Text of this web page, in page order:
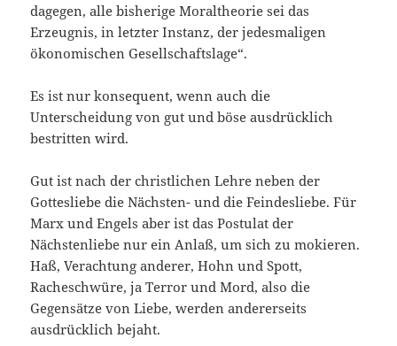
dagegen, alle bisherige Moraltheorie sei das
Erzeugnis, in letzter Instanz, der jedesmaligen
ökonomischen Gesellschaftslage“.
Es ist nur konsequent, wenn auch die
Unterscheidung von gut und böse ausdrücklich
bestritten wird.
Gut ist nach der christlichen Lehre neben der
Gottesliebe die Nächsten- und die Feindesliebe. Für
Marx und Engels aber ist das Postulat der
Nächstenliebe nur ein Anlaß, um sich zu mokieren.
Haß, Verachtung anderer, Hohn und Spott,
Racheschwüre, ja Terror und Mord, also die
Gegensätze von Liebe, werden andererseits
ausdrücklich bejaht.